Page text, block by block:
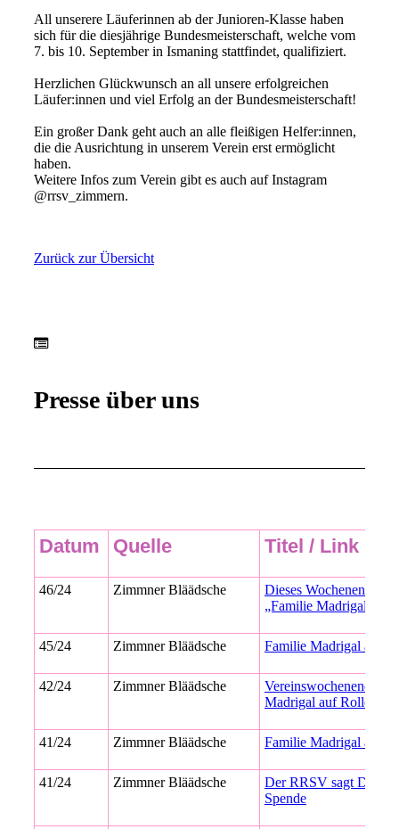
All unserere Läuferinnen ab der Junioren-Klasse haben
sich für die diesjährige Bundesmeisterschaft, welche vom
7. bis 10. September in Ismaning stattfindet, qualifiziert.
Herzlichen Glückwunsch an all unsere erfolgreichen
Läufer:innen und viel Erfolg an der Bundesmeisterschaft!
Ein großer Dank geht auch an alle fleißigen Helfer:innen,
die die Ausrichtung in unserem Verein erst ermöglicht
haben.
Weitere Infos zum Verein gibt es auch auf Instagram
@rrsv_zimmern.
Zurück zur Übersicht
Presse über uns
Datum Quelle Titel / Link
46/24 Zimmner Bläädsche
Dieses Wochenende ist
„Familie Madrigal auf
45/24 Zimmner Bläädsche Familie Madrigal auf
42/24 Zimmner Bläädsche
Vereinswochenende
Madrigal auf Rollen“
41/24 Zimmner Bläädsche Familie Madrigal auf
41/24 Zimmner Bläädsche
Der RRSV sagt
Spende